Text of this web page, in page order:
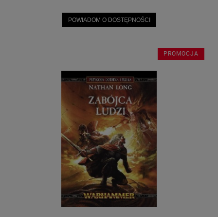
POWIADOM O DOSTĘPNOŚCI
PROMOCJA